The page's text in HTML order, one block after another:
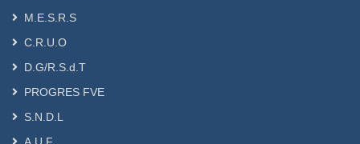
M.E.S.R.S
C.R.U.O
D.G/R.S.d.T
PROGRES FVE
S.N.D.L